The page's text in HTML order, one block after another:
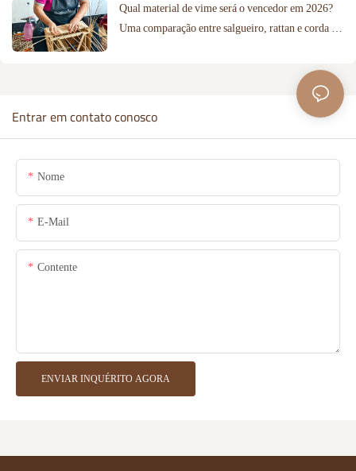
Qual material de vime será o vencedor em 2026?
Uma comparação entre salgueiro, rattan e corda de
Entrar em contato conosco
Nome
E-Mail
Contente
ENVIAR INQUÉRITO AGORA